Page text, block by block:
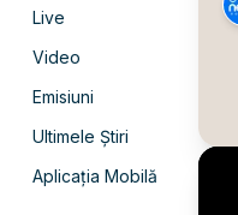
Live
Video
Emisiuni
Ultimele Știri
Aplicația Mobilă